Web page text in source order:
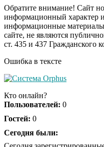
Ролик длится
секунд, но вы
шоке от
Ролик из
Ржу не
Обратите внимание! Сайт
информационный характер
информационные
сайте, не являются
ст. 435 и 437 Гражданского
Ошибка в тексте
Кто онлайн?
Пользователей: 0
Гостей: 0
Сегодня были: